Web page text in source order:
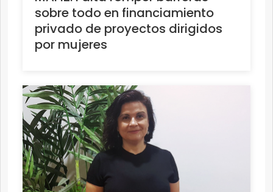
sobre todo en financiamiento
privado de proyectos dirigidos
por mujeres